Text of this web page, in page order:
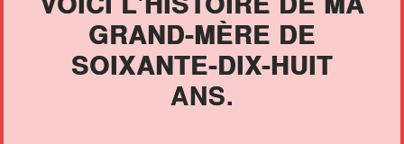
GRAND-MÈRE DE
SOIXANTE-DIX-HUIT
ANS.